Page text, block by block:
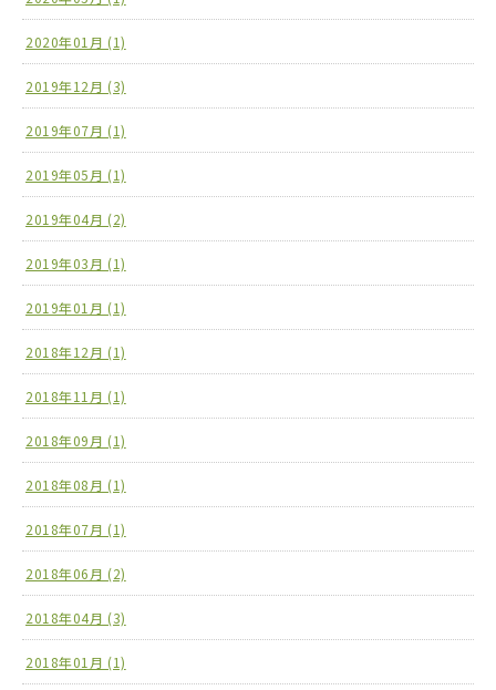
2020年01月 (1)
2019年12月 (3)
2019年07月 (1)
2019年05月 (1)
2019年04月 (2)
2019年03月 (1)
2019年01月 (1)
2018年12月 (1)
2018年11月 (1)
2018年09月 (1)
2018年08月 (1)
2018年07月 (1)
2018年06月 (2)
2018年04月 (3)
2018年01月 (1)